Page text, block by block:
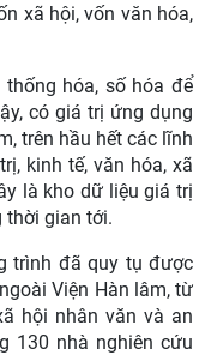
xã hội, vốn văn hóa,
hóa, số hóa để
có giá trị ứng dụng
trên hầu hết các lĩnh
kinh tế, văn hóa, xã
là kho dữ liệu giá trị
thời gian tới.
trình đã quy tụ được
Viện Hàn lâm, từ
hội nhân văn và an
130 nhà nghiên cứu